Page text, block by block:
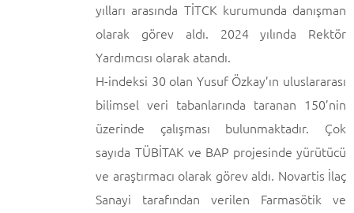
yılları arasında TİTCK kurumunda danışman
olarak görev aldı. 2024 yılında Rektör
Yardımcısı olarak atandı.
H-indeksi 30 olan Yusuf Özkay’ın uluslararası
bilimsel veri tabanlarında taranan 150’nin
üzerinde çalışması bulunmaktadır. Çok
sayıda TÜBİTAK ve BAP projesinde yürütücü
ve araştırmacı olarak görev aldı. Novartis İlaç
Sanayi tarafından verilen Farmasötik ve